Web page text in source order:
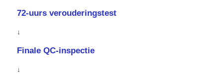
72-uurs verouderingstest
↓
Finale QC-inspectie
↓